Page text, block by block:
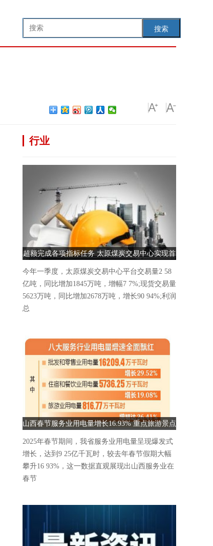
搜索
行业
超额完成各项指标任务 太原煤炭交易中心实现首
季“开门红”
今年一季度，太原煤炭交易中心平台交易量2 58
亿吨，同比增加1845万吨，增幅7 7%;现货交易量
5623万吨，同比增加2678万吨，增长90 94%;利润
总
山西春节服务业用电量增长16.93% 重点旅游景点
人气爆棚
2025年春节期间，我省服务业用电量呈现爆发式
增长，达到9 25亿千瓦时，较去年春节假期大幅
攀升16 93%，这一数据直观展现出山西服务业在
春节